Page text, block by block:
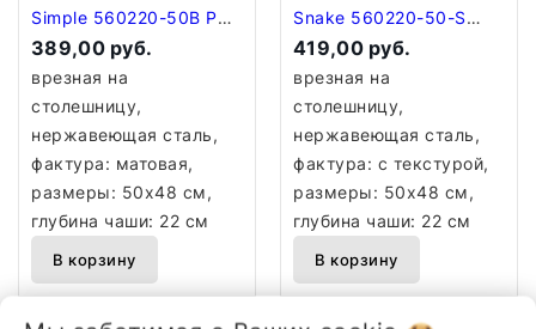
Simple 560220-50B PVD
графит (с коландером и
дозатором)
389,00 руб.
врезная на
столешницу,
нержавеющая сталь,
фактура: матовая,
размеры: 50x48 см,
глубина чаши: 22 см
В корзину
Snake 560220-50-S
(50*48) сатин/
текстурная
поверхность (с
коландером и
дозатором)
419,00 руб.
врезная на
столешницу,
нержавеющая сталь,
фактура: с текстурой,
размеры: 50x48 см,
глубина чаши: 22 см
В корзину